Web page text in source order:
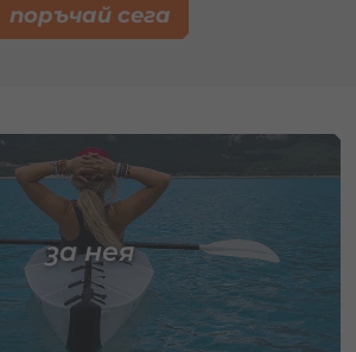
поръчай сега
за нея